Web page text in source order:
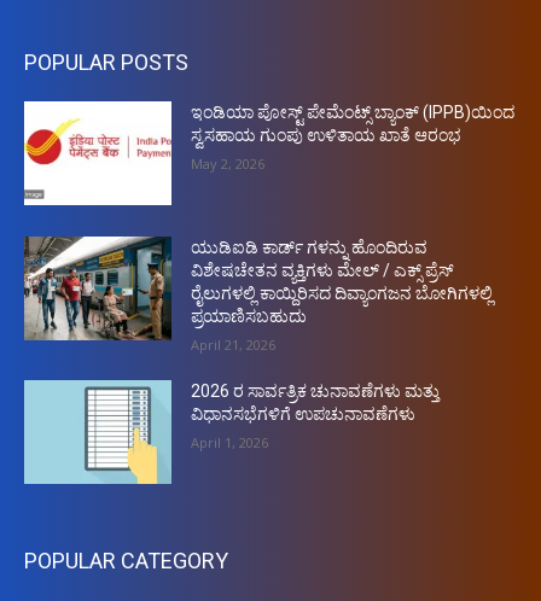
POPULAR POSTS
ಇಂಡಿಯಾ ಪೋಸ್ಟ್ ಪೇಮೆಂಟ್ಸ್ ಬ್ಯಾಂಕ್ (IPPB)ಯಿಂದ
ಸ್ವಸಹಾಯ ಗುಂಪು ಉಳಿತಾಯ ಖಾತೆ ಆರಂಭ
May 2, 2026
ಯುಡಿಐಡಿ ಕಾರ್ಡ್ ಗಳನ್ನು ಹೊಂದಿರುವ
ವಿಶೇಷಚೇತನ ವ್ಯಕ್ತಿಗಳು ಮೇಲ್ / ಎಕ್ಸ್ ಪ್ರೆಸ್
ರೈಲುಗಳಲ್ಲಿ ಕಾಯ್ದಿರಿಸದ ದಿವ್ಯಾಂಗಜನ ಬೋಗಿಗಳಲ್ಲಿ
ಪ್ರಯಾಣಿಸಬಹುದು
April 21, 2026
2026 ರ ಸಾರ್ವತ್ರಿಕ ಚುನಾವಣೆಗಳು ಮತ್ತು
ವಿಧಾನಸಭೆಗಳಿಗೆ ಉಪಚುನಾವಣೆಗಳು
April 1, 2026
POPULAR CATEGORY